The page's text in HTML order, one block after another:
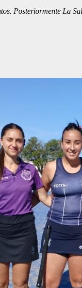
Posteriormente La